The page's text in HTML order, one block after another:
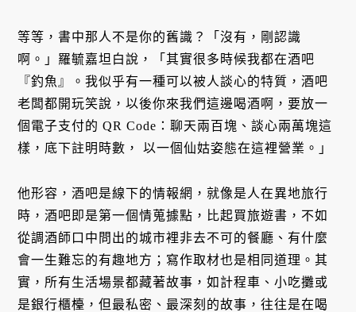
等等，書中那人不是你的舊識？「沒有，剛認識
啊。」羅毓嘉坦白說，「其實很多時候我都在酒吧
『釣魚』。我似乎有一種可以被人談心的特質，酒吧
老闆都開玩笑說，以後你來我們這邊喝酒啊，要放一
個電子支付的 QR Code：聊天兩百塊、談心兩萬塊這
樣，底下註明時數， 以一個仙姑姿態在這裡營業。」
他形容，酒吧是線下的情報網，就像是人在異地旅行
時，酒吧即是第一個情蒐據點，比起買旅遊書，不如
從調酒師口中問出的城市裡非去不可的餐廳、有什麼
會一生難忘的有趣地方；寫作取材也是相同道理。其
實，所有生活場景都藏著故事，如計程車、小吃攤或
是銀行櫃檯，但最私密、最深刻的故事，往往是在喝